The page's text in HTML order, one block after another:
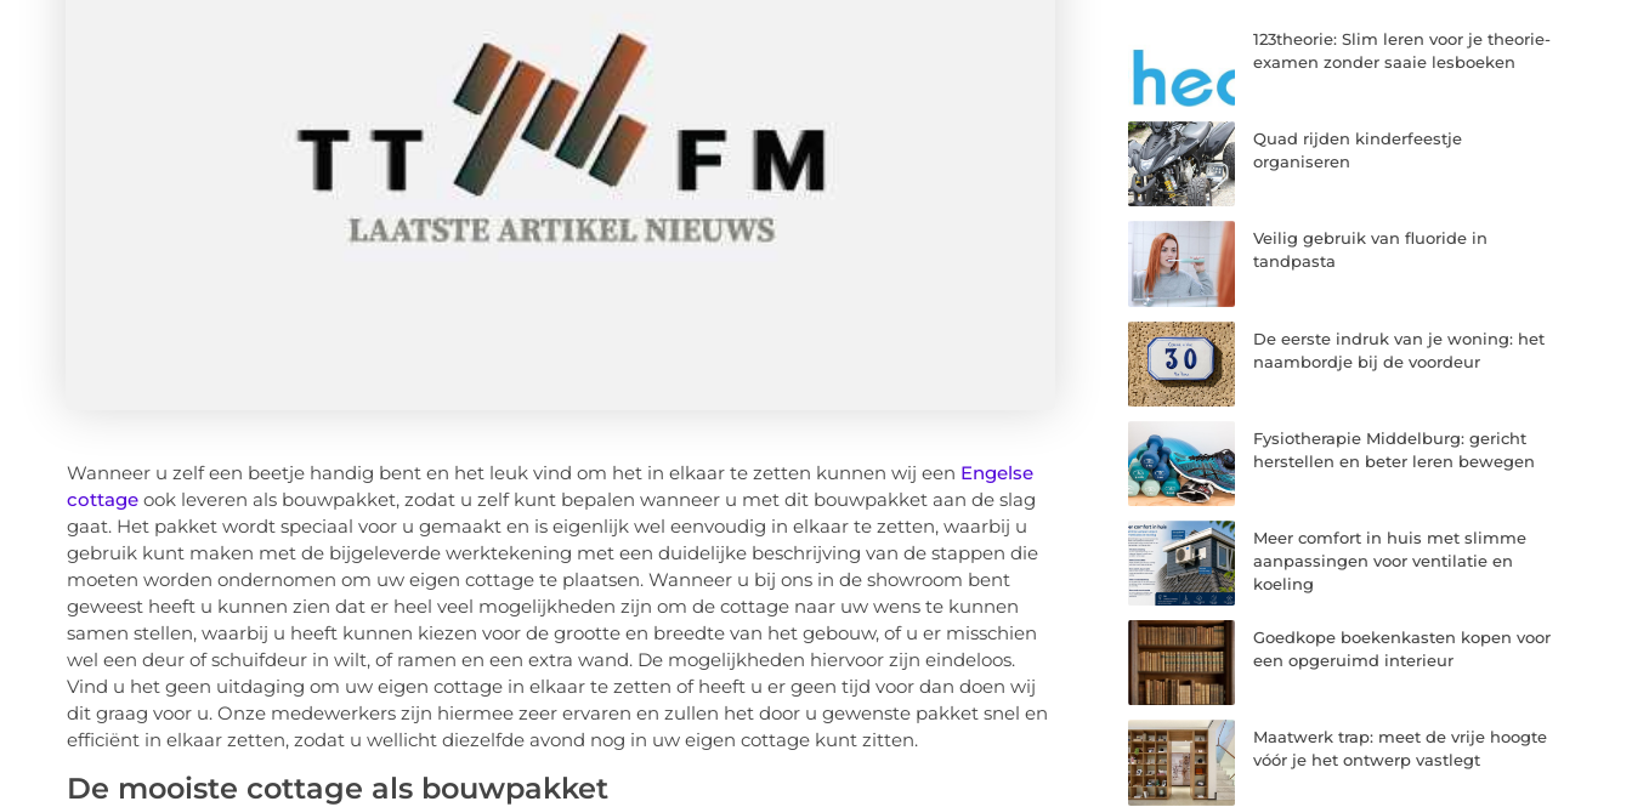
Wanneer u zelf een beetje handig bent en het leuk vind om het in elkaar te zetten kunnen wij een Engelse
cottageook leveren als bouwpakket, zodat u zelf kunt bepalen wanneer u met dit bouwpakket aan de slag
gaat. Het pakket wordt speciaal voor u gemaakt en is eigenlijk wel eenvoudig in elkaar te zetten, waarbij u
gebruik kunt maken met de bijgeleverde werktekening met een duidelijke beschrijving van de stappen die
moeten worden ondernomen om uw eigen cottage te plaatsen. Wanneer u bij ons in de showroom bent
geweest heeft u kunnen zien dat er heel veel mogelijkheden zijn om de cottage naar uw wens te kunnen
samen stellen, waarbij u heeft kunnen kiezen voor de grootte en breedte van het gebouw, of u er misschien
wel een deur of schuifdeur in wilt, of ramen en een extra wand. De mogelijkheden hiervoor zijn eindeloos.
Vind u het geen uitdaging om uw eigen cottage in elkaar te zetten of heeft u er geen tijd voor dan doen wij
dit graag voor u. Onze medewerkers zijn hiermee zeer ervaren en zullen het door u gewenste pakket snel en
efficiënt in elkaar zetten, zodat u wellicht diezelfde avond nog in uw eigen cottage kunt zitten.
De mooiste cottage als bouwpakket
123theorie: Slim leren voor je theorie-
examen zonder saaie lesboeken
Quad rijden kinderfeestje
organiseren
Veilig gebruik van fluoride in
tandpasta
De eerste indruk van je woning: het
naambordje bij de voordeur
Fysiotherapie Middelburg: gericht
herstellen en beter leren bewegen
Meer comfort in huis met slimme
aanpassingen voor ventilatie en
koeling
Goedkope boekenkasten kopen voor
een opgeruimd interieur
Maatwerk trap: meet de vrije hoogte
vóór je het ontwerp vastlegt